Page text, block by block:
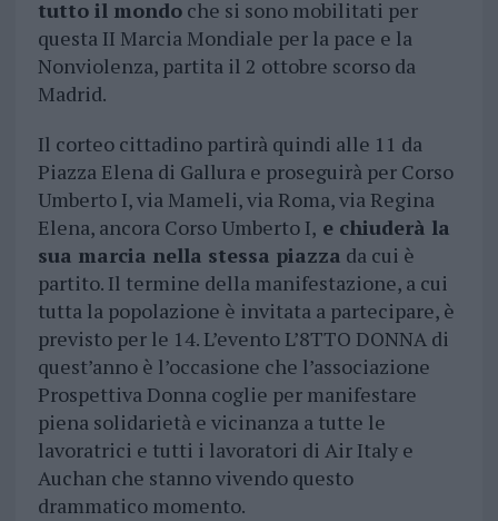
tutto il mondoche si sono mobilitati per
questa II Marcia Mondiale per la pace e la
Nonviolenza, partita il 2 ottobre scorso da
Madrid.
Il corteo cittadino partirà quindi alle 11 da
Piazza Elena di Gallura e proseguirà per Corso
Umberto I, via Mameli, via Roma, via Regina
Elena, ancora Corso Umberto I, e chiuderà la
sua marcia nella stessa piazza da cui è
partito. Il termine della manifestazione, a cui
tutta la popolazione è invitata a partecipare, è
previsto per le 14. L’evento L’8TTO DONNA di
quest’anno è l’occasione che l’associazione
Prospettiva Donna coglie per manifestare
piena solidarietà e vicinanza a tutte le
lavoratrici e tutti i lavoratori di Air Italy e
Auchan che stanno vivendo questo
drammatico momento.